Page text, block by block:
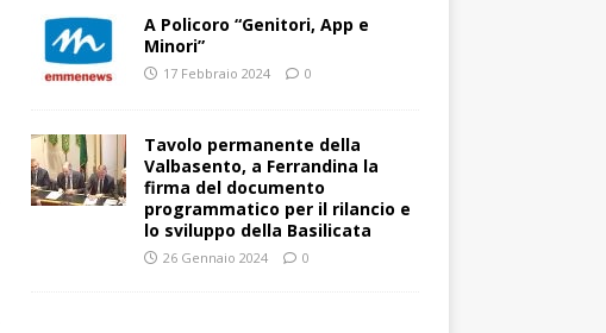
A Policoro “Genitori, App e
Minori”
17 Febbraio 2024 0
Tavolo permanente della
Valbasento, a Ferrandina la
firma del documento
programmatico per il rilancio e
lo sviluppo della Basilicata
26 Gennaio 2024 0